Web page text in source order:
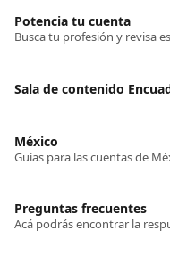
Potencia tu cuenta
Busca tu profesión y revisa
Sala de contenido
México
Guías para las cuentas de
Preguntas frecuentes